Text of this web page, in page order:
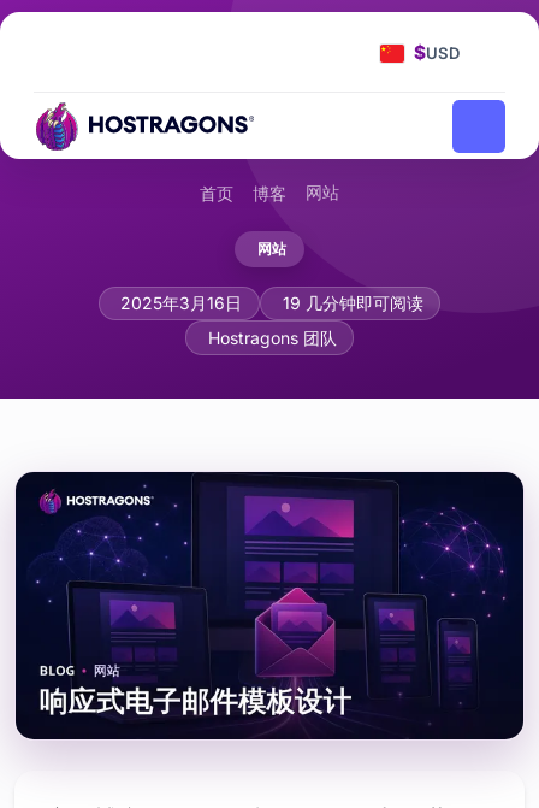
$USD
首页 博客 网站
网站
响应式电子邮件模板设计
2025年3月16日
19 几分钟即可阅读
Hostragons 团队